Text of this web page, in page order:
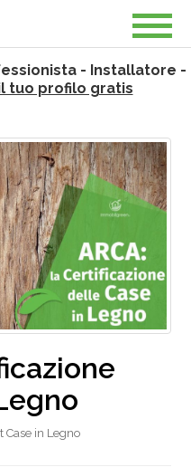
- Installatore -
tuo profilo gratis
in Legno